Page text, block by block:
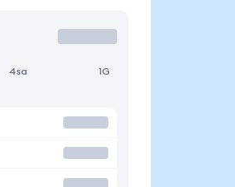
4sa 1G